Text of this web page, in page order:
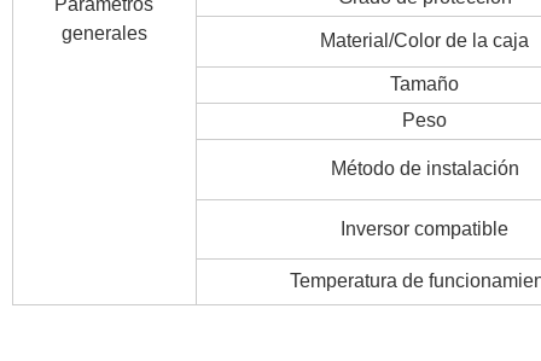
Parámetros
generales
Material/Color de la caja
Tamaño
Peso
Método de instalación
Inversor compatible
Temperatura de